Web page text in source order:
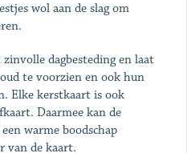
wol aan de slag om
dagbesteding en laat
te voorzien en ook hun
Elke kerstkaart is ook
Daarmee kan de
warme boodschap
van de kaart.